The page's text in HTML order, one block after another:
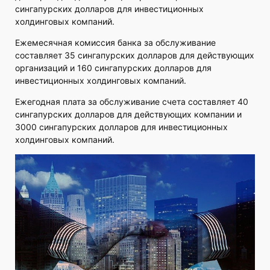
сингапурских долларов для инвестиционных
холдинговых компаний.
Ежемесячная комиссия банка за обслуживание
составляет 35 сингапурских долларов для действующих
организаций и 160 сингапурских долларов для
инвестиционных холдинговых компаний.
Ежегодная плата за обслуживание счета составляет 40
сингапурских долларов для действующих компании и
3000 сингапурских долларов для инвестиционных
холдинговых компаний.